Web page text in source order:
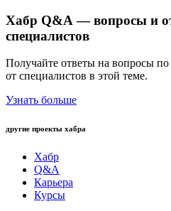
Хабр Q&A — вопросы и
специалистов
Получайте ответы на вопросы
от специалистов в этой теме.
Узнать больше
другие проекты хабра
Хабр
Q&A
Карьера
Курсы